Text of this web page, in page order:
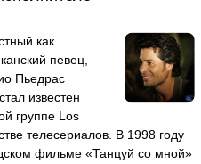
как
певец,
Пьедрас
известен
группе Los
телесериалов. В 1998 году
фильме «Танцуй со мной»